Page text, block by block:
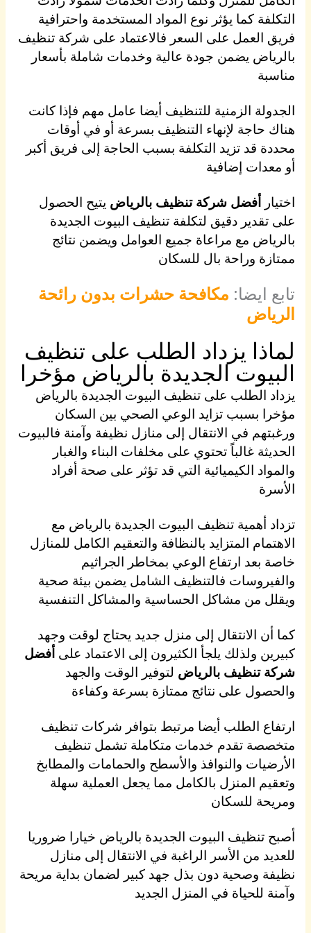
التكلفة كما يؤثر نوع المواد المستخدمة واحترافية
فريق العمل على السعر فالاعتماد على شركة تنظيف
بالرياض يضمن جودة عالية وخدمات شاملة بأسعار
مناسبة
الجدولة الزمنية للتنظيف أيضا عامل مهم فإذا كانت
هناك حاجة لإنهاء التنظيف بسرعة أو في أوقات
محددة قد تزيد التكلفة بسبب الحاجة إلى فريق أكبر
أو معدات إضافية
اختيارأفضل شركة تنظيف بالرياض يتيح الحصول
على تقدير دقيق لتكلفة تنظيف البيوت الجديدة
بالرياض مع مراعاة جميع العوامل ويضمن نتائج
ممتازة وراحة بال للسكان
تابع ايضا: مكافحة حشرات بدون رائحة
الرياض
لماذا يزداد الطلب على تنظيف
البيوت الجديدة بالرياض مؤخرا
يزداد الطلب على تنظيف البيوت الجديدة بالرياض
مؤخرا بسبب تزايد الوعي الصحي بين السكان
ورغبتهم في الانتقال إلى منازل نظيفة وآمنة فالبيوت
الحديثة غالباً تحتوي على مخلفات البناء والغبار
والمواد الكيميائية التي قد تؤثر على صحة أفراد
الأسرة
تزداد أهمية تنظيف البيوت الجديدة بالرياض مع
الاهتمام المتزايد بالنظافة والتعقيم الكامل للمنازل
خاصة بعد ارتفاع الوعي بمخاطر الجراثيم
والفيروسات فالتنظيف الشامل يضمن بيئة صحية
ويقلل من مشاكل الحساسية والمشاكل التنفسية
كما أن الانتقال إلى منزل جديد يحتاج لوقت وجهد
كبيرين ولذلك يلجأ الكثيرون إلى الاعتماد على أفضل
شركة تنظيف بالرياض لتوفير الوقت والجهد
والحصول على نتائج ممتازة بسرعة وكفاءة
ارتفاع الطلب أيضا مرتبط بتوافر شركات تنظيف
متخصصة تقدم خدمات متكاملة تشمل تنظيف
الأرضيات والنوافذ والأسطح والحمامات والمطابخ
وتعقيم المنزل بالكامل مما يجعل العملية سهلة
ومريحة للسكان
أصبح تنظيف البيوت الجديدة بالرياض خيارا ضروريا
للعديد من الأسر الراغبة في الانتقال إلى منازل
نظيفة وصحية دون بذل جهد كبير لضمان بداية مريحة
وآمنة للحياة في المنزل الجديد